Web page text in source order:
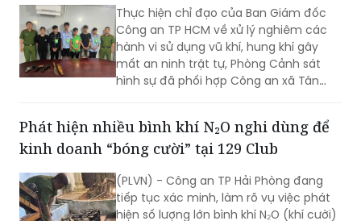
Thực hiện chỉ đạo của Ban Giám đốc
Công an TP HCM về xử lý nghiêm các
hành vi sử dụng vũ khí, hung khí gây
mất an ninh trật tự, Phòng Cảnh sát
hình sự đã phối hợp Công an xã Tân
tra, làm rõ vụ “Cố ý gây thương tích” và
“Gây rối trật tự công cộng” xảy ra ngày
Phát hiện nhiều bình khí N₂O nghi dùng để
kinh doanh “bóng cười” tại 129 Club
(PLVN) - Công an TP Hải Phòng đang
tiếp tục xác minh, làm rõ vụ việc phát
hiện số lượng lớn bình khí N₂O (khí cười)